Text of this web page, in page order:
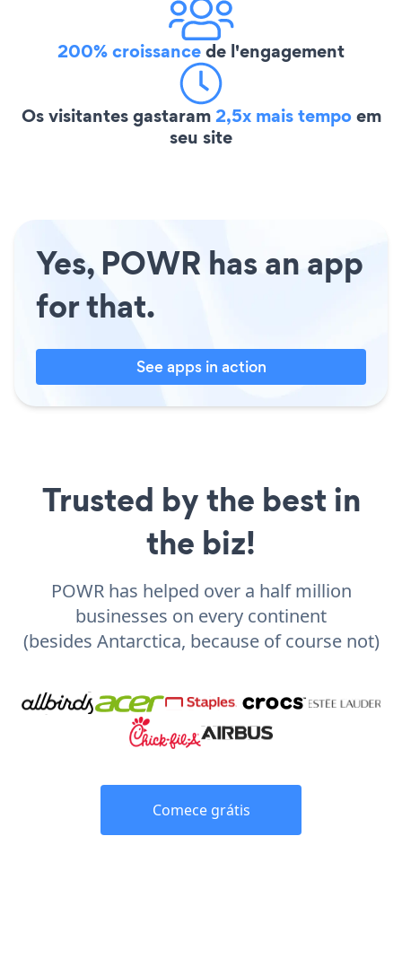
200% croissancede l'engagement
Os visitantes gastaram2,5x mais tempoem
seu site
Yes, POWR has an app
for that.
See apps in action
Trusted by the best in
the biz!
POWR has helped over a half million
businesses on every continent
(besides Antarctica, because of course not)
Comece grátis